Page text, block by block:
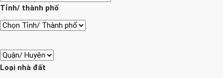
Tỉnh/ thành phố
Loại nhà đất